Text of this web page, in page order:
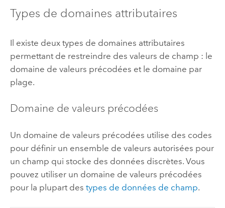
Types de domaines attributaires
Il existe deux types de domaines attributaires
permettant de restreindre des valeurs de champ : le
domaine de valeurs précodées et le domaine par
plage.
Domaine de valeurs précodées
Un domaine de valeurs précodées utilise des codes
pour définir un ensemble de valeurs autorisées pour
un champ qui stocke des données discrètes. Vous
pouvez utiliser un domaine de valeurs précodées
pour la plupart des types de données de champ.